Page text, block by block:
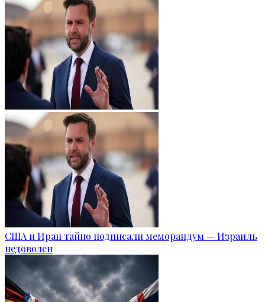
США и Иран тайно подписали меморандум — Израиль
недоволен